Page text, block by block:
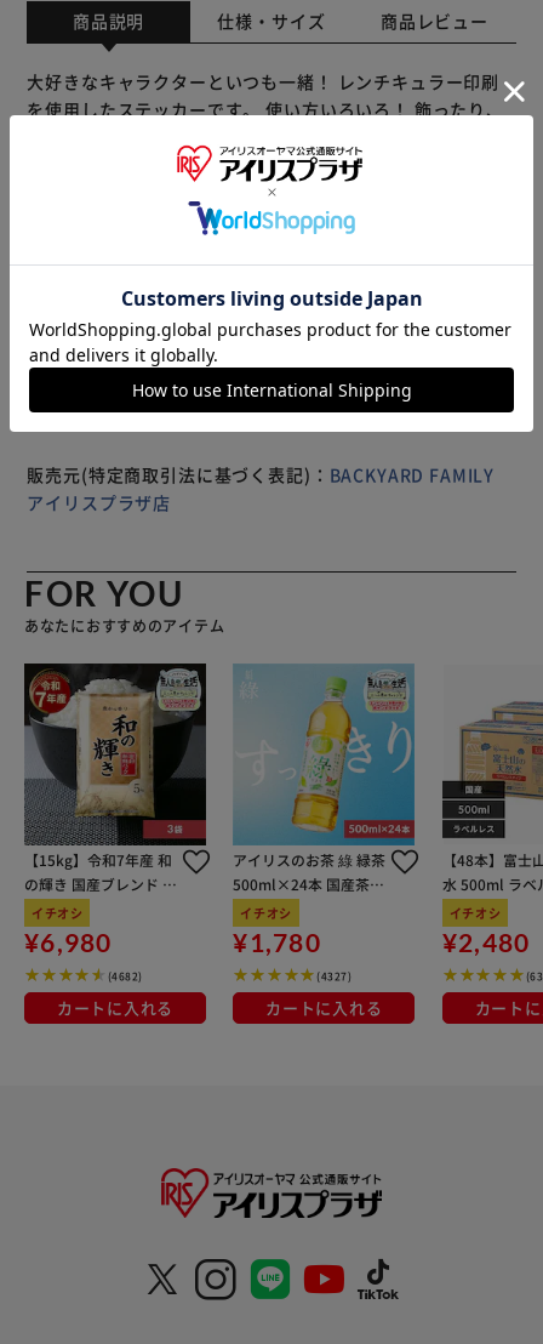
商品説明 仕様・サイズ 商品レビュー
大好きなキャラクターといつも一緒！ レンチキュラー印刷
を使用したステッカーです。 使い方いろいろ！ 飾ったり、
す。 レンチキュラーとは？ 見る角度で絵柄が変化する国内
製造の高品質な印刷技術。高精細なイラストで絵柄がスムー
ズに切り替わります。 「まじかる百貨店」は レンチキュラ
※製品は予告なく仕様を変更する場合がございます。あらか
じめご了承ください。
販売元(特定商取引法に基づく表記)： BACKYARD FAMILY
アイリスプラザ店
FOR YOU
あなたにおすすめのアイテム
【15kg】令和7年産 和
の輝き 国産ブレンド 5
kg×3袋
イチオシ
¥6,980
(4682)
カートに入れる
アイリスのお茶 綠 緑茶
500ml×24本 国産茶葉
100％使用
イチオシ
¥1,780
(4327)
カートに入れる
【48本】富士
水 500ml ラベ
イチオシ
¥2,480
カート